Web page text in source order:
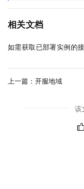
相关文档
如需获取已部署实例的
上一篇： 开服地域
该